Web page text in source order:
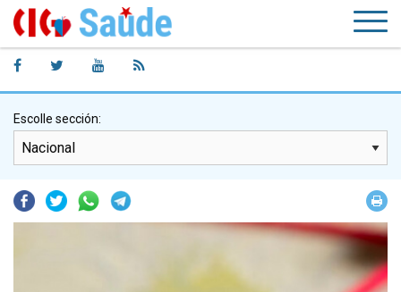
Escolle sección:
Facebook
TwitterWhatsapp